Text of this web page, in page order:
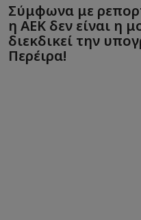
Σύμφωνα με
η ΑΕΚ δεν είναι η
διεκδικεί την
Περέιρα!